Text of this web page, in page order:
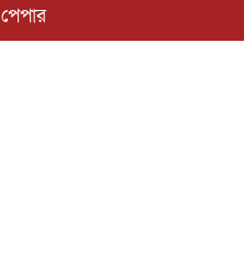
পেপার